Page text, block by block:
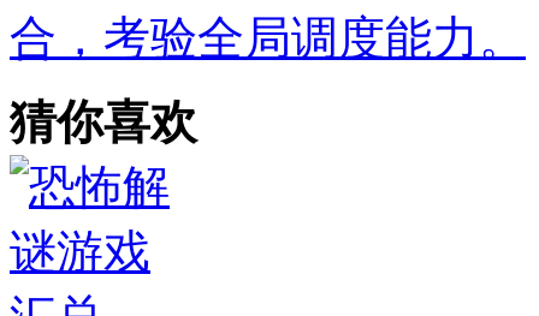
合，考验全局调度能力。
猜你喜欢